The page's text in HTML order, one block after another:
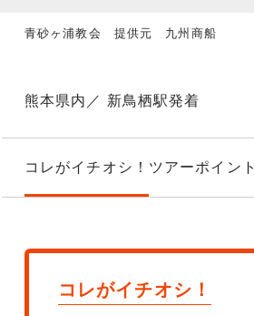
青砂ヶ浦教会 提供元 九州商船
熊本県内／ 新鳥栖駅発着
コレがイチオシ！ ツアーポイント
コレがイチオシ！